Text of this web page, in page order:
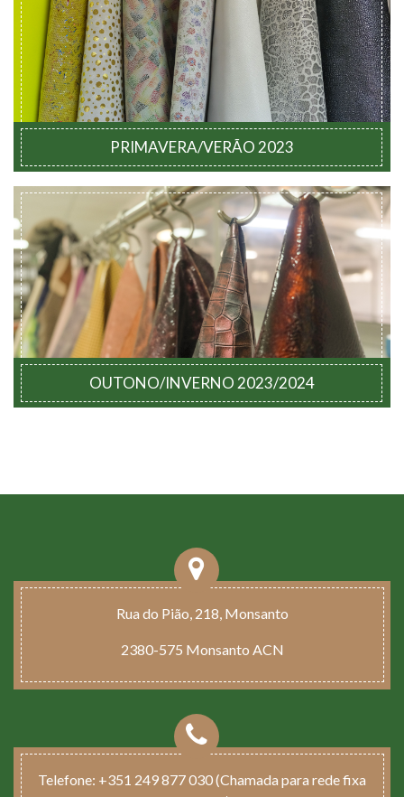
PRIMAVERA/VERÃO 2023
OUTONO/INVERNO 2023/2024
Rua do Pião, 218, Monsanto
2380-575 Monsanto ACN
Telefone: +351 249 877 030 (Chamada para rede fixa